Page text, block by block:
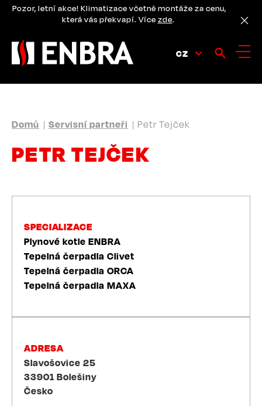
PřejítPozor, letní akce! Klimatizace včetně montáže za cenu,
která vás překvapí. Více zde.
CZ
DROBEČKOVÁ
NAVIGACE
Domů Servisní partneři Petr Tejček
PETR TEJČEK
SPECIALIZACE
Plynové kotle ENBRA
Tepelná čerpadla Clivet
Tepelná čerpadla ORCA
Tepelná čerpadla MAXA
ADRESA
Slavošovice 25
33901 Bolešiny
Česko